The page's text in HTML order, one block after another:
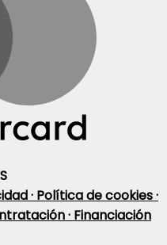
· Política de cookies ·
· Financiación